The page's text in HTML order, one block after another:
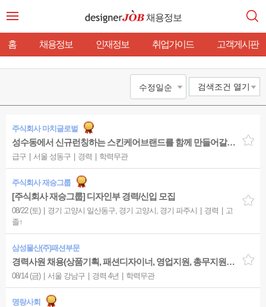
채용정보
홈 채용정보 인재정보 취업가이드 고객게시판
검색조건 열기
주식회사 마치글로벌
성수동에서 신규런칭하는 스킨케어브랜드를 함께 만들어갈 디자이너를 찾고 있습니다.0-4년
급구 서울 성동구 경력 학력무관
주식회사 재승그룹
[주식회사 재승그룹] 디자인부 경력/신입 모집
08/22 (토) 경기 고양시 일산동구, 경기 고양시, 경기 파주시 경력
고
졸↑
삼성물산(주)패션부문
경력사원 채용(상품기획, 패션디자이너, 영업지원, 총무지원) - 패션디자이너(남성복)
08/14 (금) 서울 강남구 경력 4년 학력무관
명랑사회